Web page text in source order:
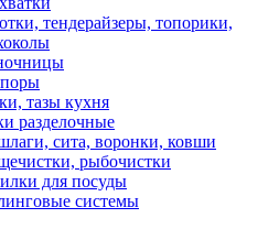
тендерайзеры, топорики,
тазы кухня
разделочные
сита, воронки, ковши
рыбочистки
для посуды
системы